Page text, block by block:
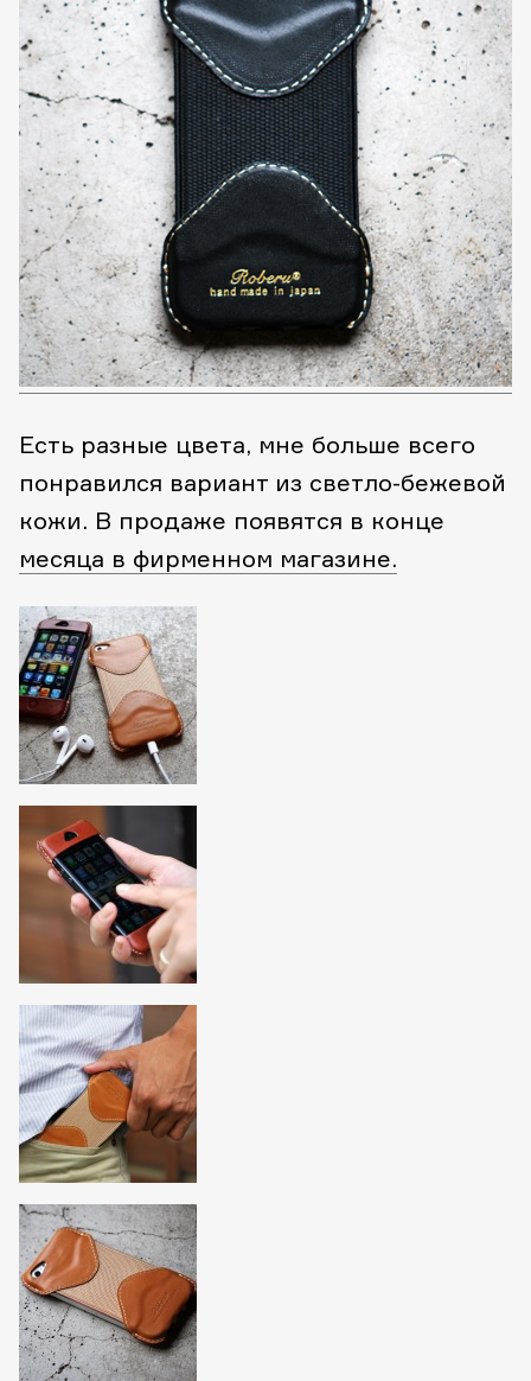
Есть разные цвета, мне больше всего
понравился вариант из светло-бежевой
кожи. В продаже появятся в конце
месяца в фирменном магазине.